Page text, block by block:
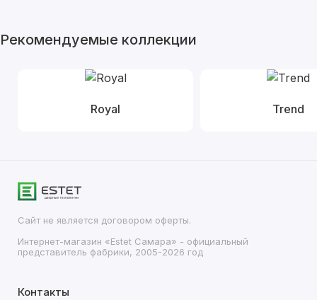
Рекомендуемые коллекции
Royal Trend
Сайт не является договором оферты.
Интернет-магазин «Estet Самара» - официальный
представитель фабрики, 2005-2026 год
Контакты